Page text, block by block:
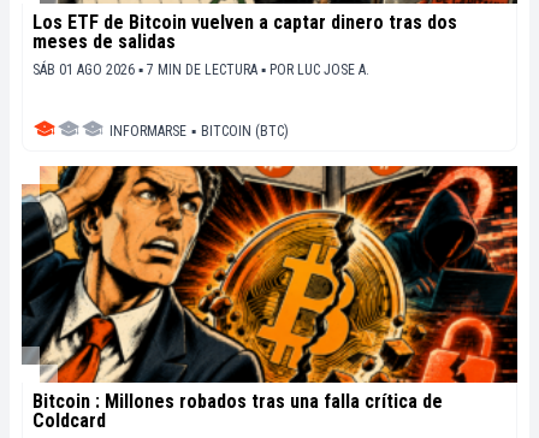
Los ETF de Bitcoin vuelven a captar dinero tras dos
meses de salidas
SÁB 01 AGO 2026 ▪ 7 MIN DE LECTURA ▪ POR LUC JOSE A.
INFORMARSE ▪ BITCOIN (BTC)
Bitcoin : Millones robados tras una falla crítica de
Coldcard